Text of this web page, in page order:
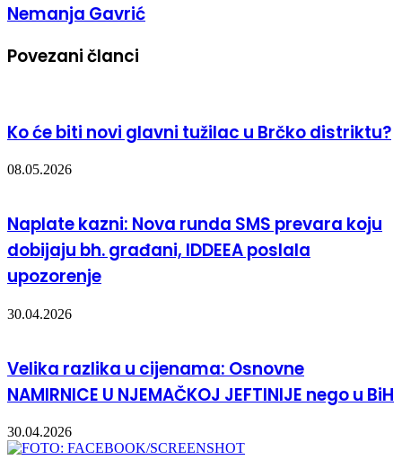
Nemanja Gavrić
Povezani članci
Ko će biti novi glavni tužilac u Brčko distriktu?
08.05.2026
Naplate kazni: Nova runda SMS prevara koju
dobijaju bh. građani, IDDEEA poslala
upozorenje
30.04.2026
Velika razlika u cijenama: Osnovne
NAMIRNICE U NJEMAČKOJ JEFTINIJE nego u BiH
30.04.2026